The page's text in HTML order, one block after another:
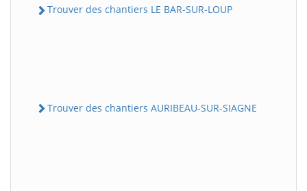
Trouver des chantiers LE BAR-SUR-LOUP
Trouver des chantiers AURIBEAU-SUR-SIAGNE